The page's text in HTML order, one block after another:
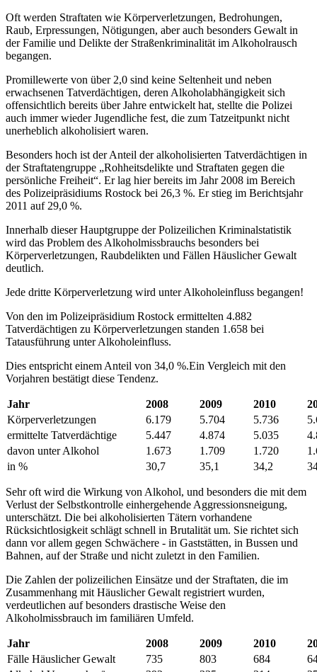
Oft werden Straftaten wie Körperverletzungen, Bedrohungen,
Raub, Erpressungen, Nötigungen, aber auch besonders Gewalt in
der Familie und Delikte der Straßenkriminalität im Alkoholrausch
begangen.
Promillewerte von über 2,0 sind keine Seltenheit und neben
erwachsenen Tatverdächtigen, deren Alkoholabhängigkeit sich
offensichtlich bereits über Jahre entwickelt hat, stellte die Polizei
auch immer wieder Jugendliche fest, die zum Tatzeitpunkt nicht
unerheblich alkoholisiert waren.
Besonders hoch ist der Anteil der alkoholisierten Tatverdächtigen in
der Straftatengruppe „Rohheitsdelikte und Straftaten gegen die
persönliche Freiheit“. Er lag hier bereits im Jahr 2008 im Bereich
des Polizeipräsidiums Rostock bei 26,3 %. Er stieg im Berichtsjahr
2011 auf 29,0 %.
Innerhalb dieser Hauptgruppe der Polizeilichen Kriminalstatistik
wird das Problem des Alkoholmissbrauchs besonders bei
Körperverletzungen, Raubdelikten und Fällen Häuslicher Gewalt
deutlich.
Jede dritte Körperverletzung wird unter Alkoholeinfluss begangen!
Von den im Polizeipräsidium Rostock ermittelten 4.882
Tatverdächtigen zu Körperverletzungen standen 1.658 bei
Tatausführung unter Alkoholeinfluss.
Dies entspricht einem Anteil von 34,0 %.Ein Vergleich mit den
Vorjahren bestätigt diese Tendenz.
Jahr 2008 2009 2010
Körperverletzungen
6.179 5.704 5.736
ermittelte Tatverdächtige
5.447 4.874 5.035
davon unter Alkohol
1.673 1.709 1.720
in %
30,7 35,1 34,2
Sehr oft wird die Wirkung von Alkohol, und besonders die mit dem
Verlust der Selbstkontrolle einhergehende Aggressionsneigung,
unterschätzt. Die bei alkoholisierten Tätern vorhandene
Rücksichtlosigkeit schlägt schnell in Brutalität um. Sie richtet sich
dann vor allem gegen Schwächere - in Gaststätten, in Bussen und
Bahnen, auf der Straße und nicht zuletzt in den Familien.
Die Zahlen der polizeilichen Einsätze und der Straftaten, die im
Zusammenhang mit Häuslicher Gewalt registriert wurden,
verdeutlichen auf besonders drastische Weise den
Alkoholmissbrauch im familiären Umfeld.
Jahr 2008 2009 2010
Fälle Häuslicher Gewalt
735 803 684